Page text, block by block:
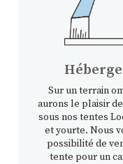
Sur un terrain
aurons le plaisir
sous nos tentes
et yourte. Nous
possibilité de
tente pour un